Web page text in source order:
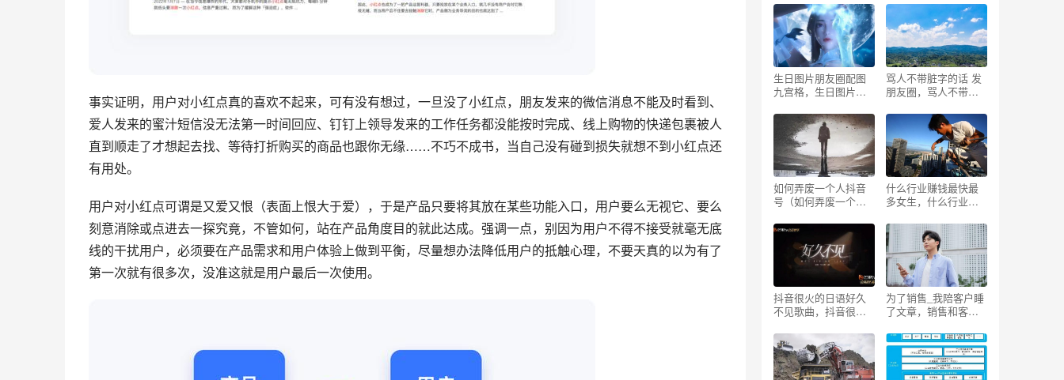
事实证明，用户对小红点真的喜欢不起来，可有没有想过，一旦没了小红点，朋友发来的微信消息不能及时看到、
爱人发来的蜜汁短信没无法第一时间回应、 钉钉上领导发来的工作任务都没能按时完成、线上购物的快递包裹被人
直到顺走了才想起去找、等待打折购买的商品也跟你无缘……不巧不成书，当自己没有碰到损失就想不到小红点还
有用处。
用户对小红点可谓是又爱又恨（表面上恨大于爱），于是产品只要将其放在某些功能入口，用户要么无视它、要么
刻意消除或点进去一探究竟，不管如何，站在产品角度目的就此达成。强调一点，别因为用户不得不接受就毫无底
线的干扰用户，必须要在产品需求和用户体验上做到平衡，尽量想办法降低用户的抵触心理，不要天真的以为有了
第一次就有很多次，没准这就是用户最后一次使用。
复信息？
生日图片朋友圈配图
九宫格，生日图片朋
爱？
骂人不带脏字的话 发
朋友圈，骂人不带脏
片？
如何弄废一个人抖音
号（如何弄废一个人
什么行业赚钱最快最
多女生，什么行业赚
抖音很火的日语好久
不见歌曲，抖音很火
叫什么？
为了销售_我陪客户睡
了文章，销售和客户